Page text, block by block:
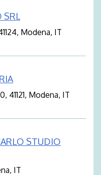
SRL
Modena, IT
41121, Modena, IT
STUDIO
IT